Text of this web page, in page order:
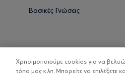
Βασικές Γνώσεις
Χρησιμοποιούμε cookies για να
τόπο μας κ.λπ. Μπορείτε να επιλέξετε